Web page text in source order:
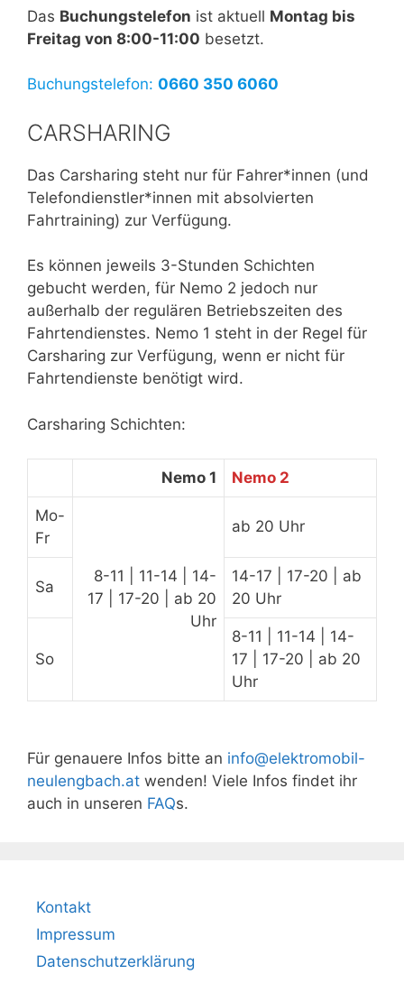
Das Buchungstelefon ist aktuell Montag bis
Freitag von 8:00-11:00 besetzt.
Buchungstelefon: 0660 350 6060
CARSHARING
Das Carsharing steht nur für Fahrer*innen (und
Telefondienstler*innen mit absolvierten
Fahrtraining) zur Verfügung.
Es können jeweils 3-Stunden Schichten
gebucht werden, für Nemo 2 jedoch nur
außerhalb der regulären Betriebszeiten des
Fahrtendienstes. Nemo 1 steht in der Regel für
Carsharing zur Verfügung, wenn er nicht für
Fahrtendienste benötigt wird.
Carsharing Schichten:
Nemo 1 Nemo 2
Mo-
Fr
8-11 | 11-14 | 14-
17 | 17-20 | ab 20
Uhr
ab 20 Uhr
Sa
14-17 | 17-20 | ab
20 Uhr
So
8-11 | 11-14 | 14-
17 | 17-20 | ab 20
Uhr
Für genauere Infos bitte an info@elektromobil-
neulengbach.at wenden! Viele Infos findet ihr
auch in unseren FAQs.
Kontakt
Impressum
Datenschutzerklärung